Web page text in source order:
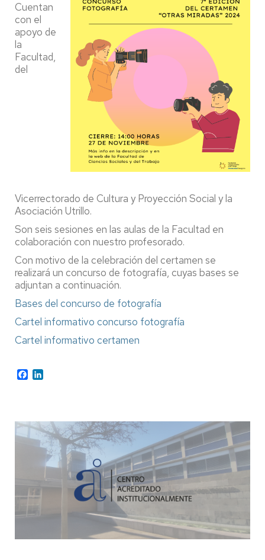
Cuentan
con el
apoyo de
la
Facultad,
del
Vicerrectorado de Cultura y Proyección Social y la
Asociación Utrillo.
Son seis sesiones en las aulas de la Facultad en
colaboración con nuestro profesorado.
Con motivo de la celebración del certamen se
realizará un concurso de fotografía, cuyas bases se
adjuntan a continuación.
Bases del concurso de fotografía
Cartel informativo concurso fotografía
Cartel informativo certamen
Facebook